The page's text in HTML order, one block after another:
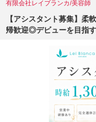
有限会社レイブランカ/美容師
【アシスタント募集】柔
帰歓迎◎デビューを目指